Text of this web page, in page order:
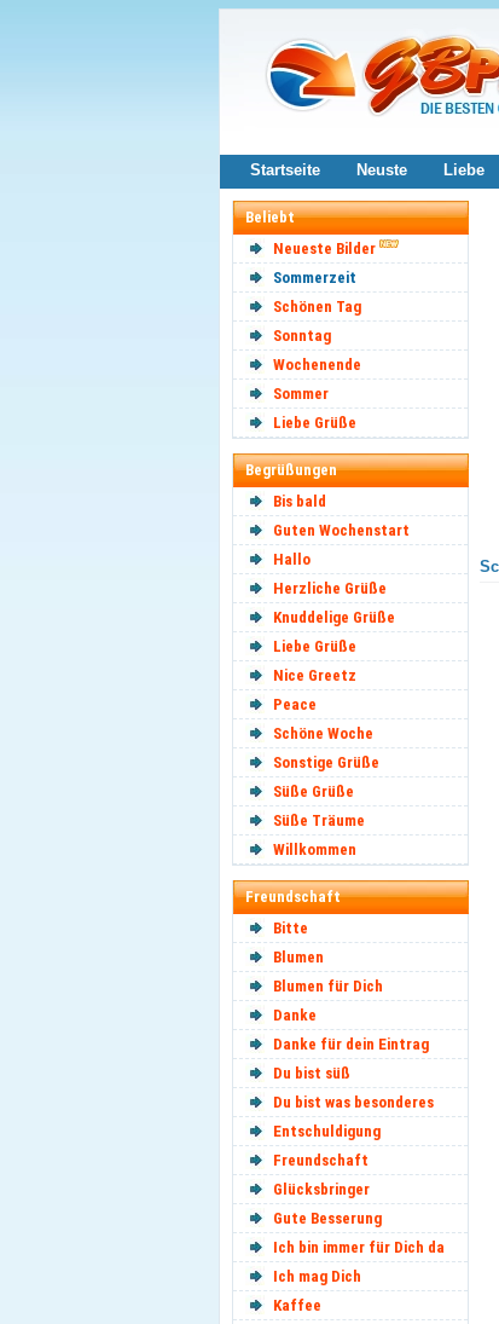
Startseite Neuste Liebe
Beliebt
Neueste Bilder
Sommerzeit
Schönen Tag
Sonntag
Wochenende
Sommer
Liebe Grüße
Begrüßungen
Bis bald
Guten Wochenstart
Hallo
Herzliche Grüße
Knuddelige Grüße
Liebe Grüße
Nice Greetz
Peace
Schöne Woche
Sonstige Grüße
Süße Grüße
Süße Träume
Willkommen
Freundschaft
Bitte
Blumen
Blumen für Dich
Danke
Danke für dein Eintrag
Du bist süß
Du bist was besonderes
Entschuldigung
Freundschaft
Glücksbringer
Gute Besserung
Ich bin immer für Dich da
Ich mag Dich
Kaffee